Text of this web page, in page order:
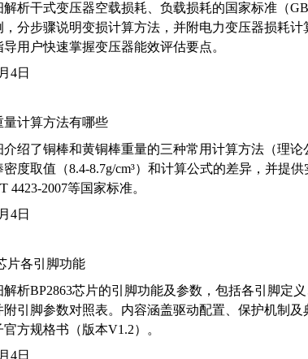
析干式变压器空载损耗、负载损耗的国家标准（
，分步骤说明变损计算方法，并附电力变压器损耗计
用户快速掌握变压器能效评估要点。
4日
量计算方法有哪些
介绍了铜棒和黄铜棒重量的三种常用计算方法（理
密度取值（8.4-8.7g/cm³）和计算公式的差异，并提
4423-2007等国家标准。
4日
片各引脚功能
解析BP2863芯片的引脚功能及参数，包括各引脚定
附引脚参数对照表。内容涵盖驱动配置、保护机制
方规格书（版本V1.2）。
4日